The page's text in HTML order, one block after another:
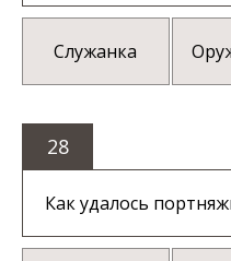
Служанка
28
Как удалось